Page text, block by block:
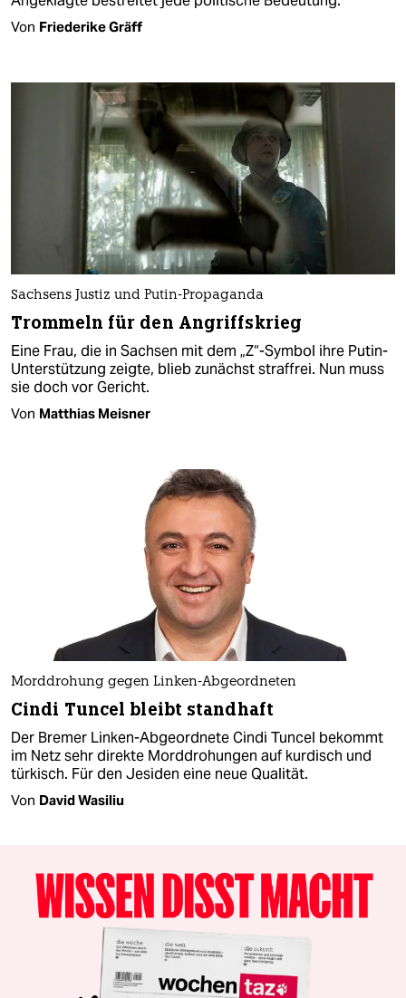
Von Friederike Gräff
Sachsens Justiz und Putin-Propaganda
Trommeln für den Angriffskrieg
Eine Frau, die in Sachsen mit dem „Z“-Symbol ihre Putin-
Unterstützung zeigte, blieb zunächst straffrei. Nun muss
sie doch vor Gericht.
Von Matthias Meisner
Morddrohung gegen Linken-Abgeordneten
Cindi Tuncel bleibt standhaft
Der Bremer Linken-Abgeordnete Cindi Tuncel bekommt
im Netz sehr direkte Morddrohungen auf kurdisch und
türkisch. Für den Jesiden eine neue Qualität.
Von David Wasiliu